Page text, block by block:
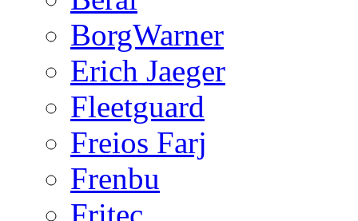
BorgWarner
Erich Jaeger
Fleetguard
Freios Farj
Frenbu
Fritec